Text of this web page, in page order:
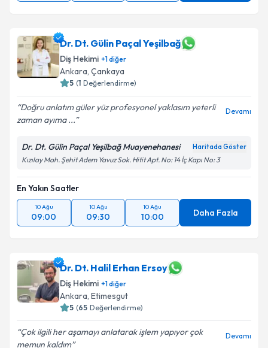
Dr. Dt. Gülin Paçal Yeşilbağ
Diş Hekimi +1diğer
Ankara, Çankaya
5 (1 Değerlendirme)
Doğru anlatım güler yüz profesyonel yaklasım yeterli
zaman ayıma ...
Devamı
Dr. Dt. Gülin Paçal Yeşilbağ Muayenehanesi Haritada Göster
Kızılay Mah. Şehit Adem Yavuz Sok. Hitit Apt. No: 14 İç Kapı No: 3
En Yakın Saatler
10 Ağu
09:00
10 Ağu
09:30
10 Ağu
10:00 Daha Fazla
Dr. Dt. Halil Erhan Ersoy
Diş Hekimi +1diğer
Ankara, Etimesgut
5 (65 Değerlendirme)
Çok ilgili her aşamayı anlatarak işlem yapıyor çok
memun kaldım
Devamı